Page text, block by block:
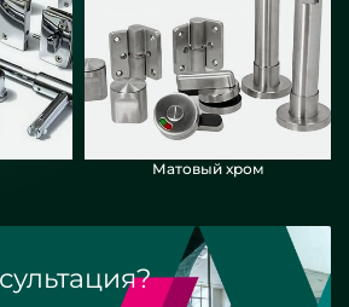
Матовый хром